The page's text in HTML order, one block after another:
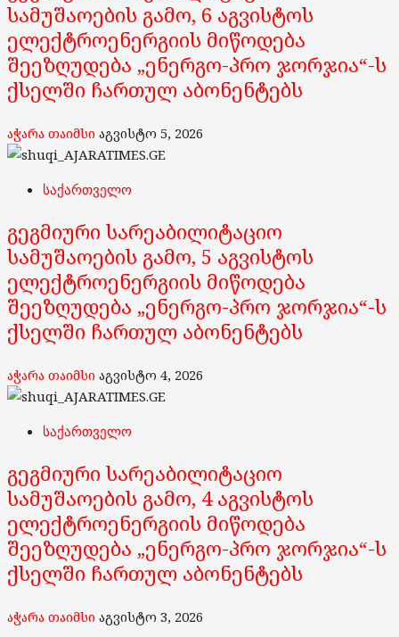
სამუშაოების გამო, 6 აგვისტოს
ელექტროენერგიის მიწოდება
შეეზღუდება „ენერგო-პრო ჯორჯია“-ს
ქსელში ჩართულ აბონენტებს
აჭარა თაიმსი აგვისტო 5, 2026
საქართველო
გეგმიური სარეაბილიტაციო
სამუშაოების გამო, 5 აგვისტოს
ელექტროენერგიის მიწოდება
შეეზღუდება „ენერგო-პრო ჯორჯია“-ს
ქსელში ჩართულ აბონენტებს
აჭარა თაიმსი აგვისტო 4, 2026
საქართველო
გეგმიური სარეაბილიტაციო
სამუშაოების გამო, 4 აგვისტოს
ელექტროენერგიის მიწოდება
შეეზღუდება „ენერგო-პრო ჯორჯია“-ს
ქსელში ჩართულ აბონენტებს
აჭარა თაიმსი აგვისტო 3, 2026